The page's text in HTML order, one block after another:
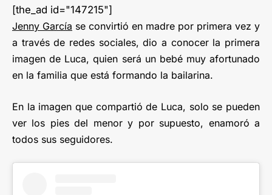
[the_ad id="147215"]
Jenny García se convirtió en madre por primera vez y
a través de redes sociales, dio a conocer la primera
imagen de Luca, quien será un bebé muy afortunado
en la familia que está formando la bailarina.
En la imagen que compartió de Luca, solo se pueden
ver los pies del menor y por supuesto, enamoró a
todos sus seguidores.